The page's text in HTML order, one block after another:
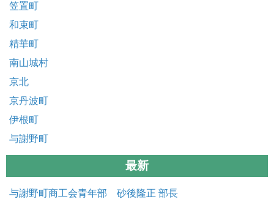
笠置町
和束町
精華町
南山城村
京北
京丹波町
伊根町
与謝野町
最新
与謝野町商工会青年部 砂後隆正 部長